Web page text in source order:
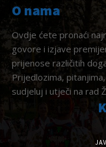
O nama
Ovdje ćete pronaći
govore i izjave
prijenose različitih
Prijedlozima,
sudjeluj i utječi na rad